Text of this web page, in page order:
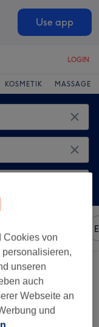
Use app
LOGIN
KOSMETIK MASSAGE
Cookies von
personalisieren,
unseren
auch
Webseite an
und